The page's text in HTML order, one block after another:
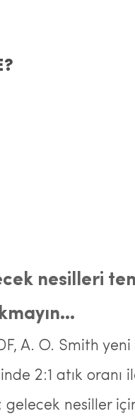
nesilleri
A. O. Smith
2:1 atık oranı
gelecek nesiller